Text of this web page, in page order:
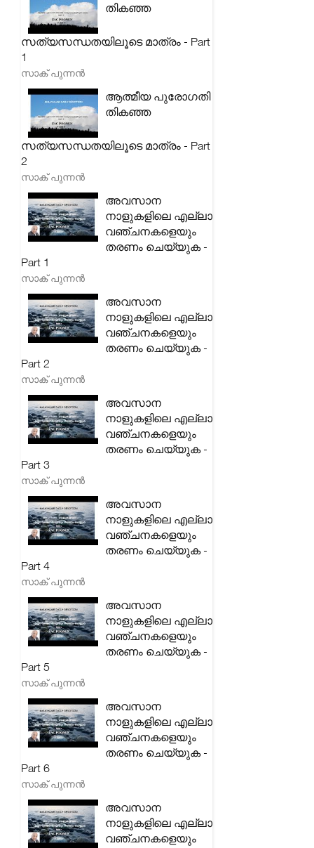
തികഞ്ഞ
സത്യസന്ധതയിലൂടെ മാത്രം - Part
1
സാക് പുന്നൻ
ആത്മീയ പുരോഗതി
തികഞ്ഞ
സത്യസന്ധതയിലൂടെ മാത്രം - Part
2
സാക് പുന്നൻ
അവസാന
നാളുകളിലെ എല്ലാ
വഞ്ചനകളെയും
തരണം ചെയ്യുക -
Part 1
സാക് പുന്നൻ
അവസാന
നാളുകളിലെ എല്ലാ
വഞ്ചനകളെയും
തരണം ചെയ്യുക -
Part 2
സാക് പുന്നൻ
അവസാന
നാളുകളിലെ എല്ലാ
വഞ്ചനകളെയും
തരണം ചെയ്യുക -
Part 3
സാക് പുന്നൻ
അവസാന
നാളുകളിലെ എല്ലാ
വഞ്ചനകളെയും
തരണം ചെയ്യുക -
Part 4
സാക് പുന്നൻ
അവസാന
നാളുകളിലെ എല്ലാ
വഞ്ചനകളെയും
തരണം ചെയ്യുക -
Part 5
സാക് പുന്നൻ
അവസാന
നാളുകളിലെ എല്ലാ
വഞ്ചനകളെയും
തരണം ചെയ്യുക -
Part 6
സാക് പുന്നൻ
അവസാന
നാളുകളിലെ എല്ലാ
വഞ്ചനകളെയും